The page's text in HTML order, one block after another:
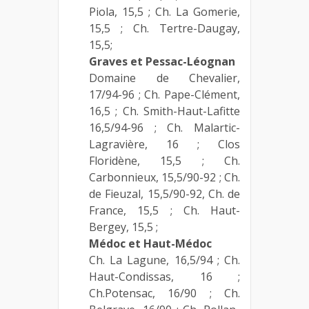
Piola, 15,5 ; Ch. La Gomerie,
15,5 ; Ch. Tertre-Daugay,
15,5;
Graves et Pessac-Léognan
Domaine de Chevalier,
17/94-96 ; Ch. Pape-Clément,
16,5 ; Ch. Smith-Haut-Lafitte
16,5/94-96 ; Ch. Malartic-
Lagravière, 16 ; Clos
Floridène, 15,5 ; Ch.
Carbonnieux, 15,5/90-92 ; Ch.
de Fieuzal, 15,5/90-92, Ch. de
France, 15,5 ; Ch. Haut-
Bergey, 15,5 ;
Médoc et Haut-Médoc
Ch. La Lagune, 16,5/94 ; Ch.
Haut-Condissas, 16 ;
Ch.Potensac, 16/90 ; Ch.